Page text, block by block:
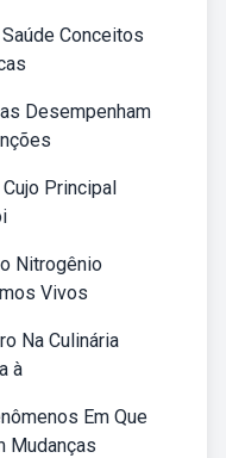
Conceitos
Desempenham
Principal
Nitrogênio
Vivos
Na Culinária
à
Em Que
Mudanças